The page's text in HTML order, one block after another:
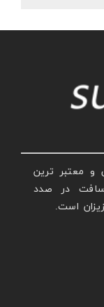
و معتبر ترین
در صدد
است.